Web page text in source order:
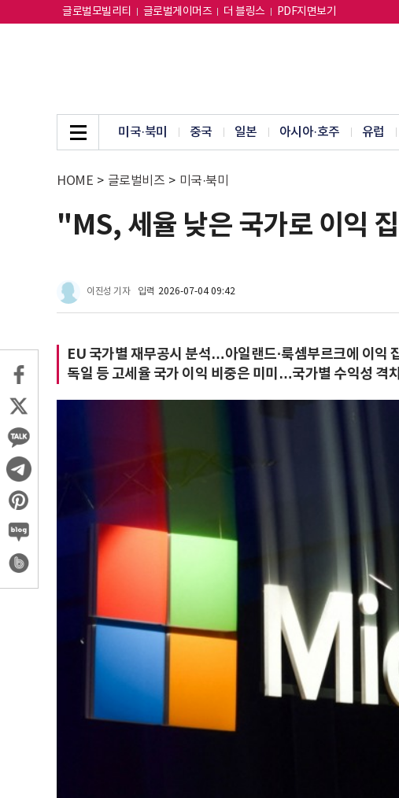
글로벌모빌리티 글로벌게이머즈 더 블링스 PDF지면보기
미국·북미 중국 일본 아시아·호주 유럽
HOME > 글로벌비즈 > 미국·북미
"MS, 세율 낮은 국가로 이익
이진성 기자 입력 2026-07-04 09:42
EU 국가별 재무공시 분석…아일랜드·룩셈부르크에 이익
독일 등 고세율 국가 이익 비중은 미미…국가별 수익성 격